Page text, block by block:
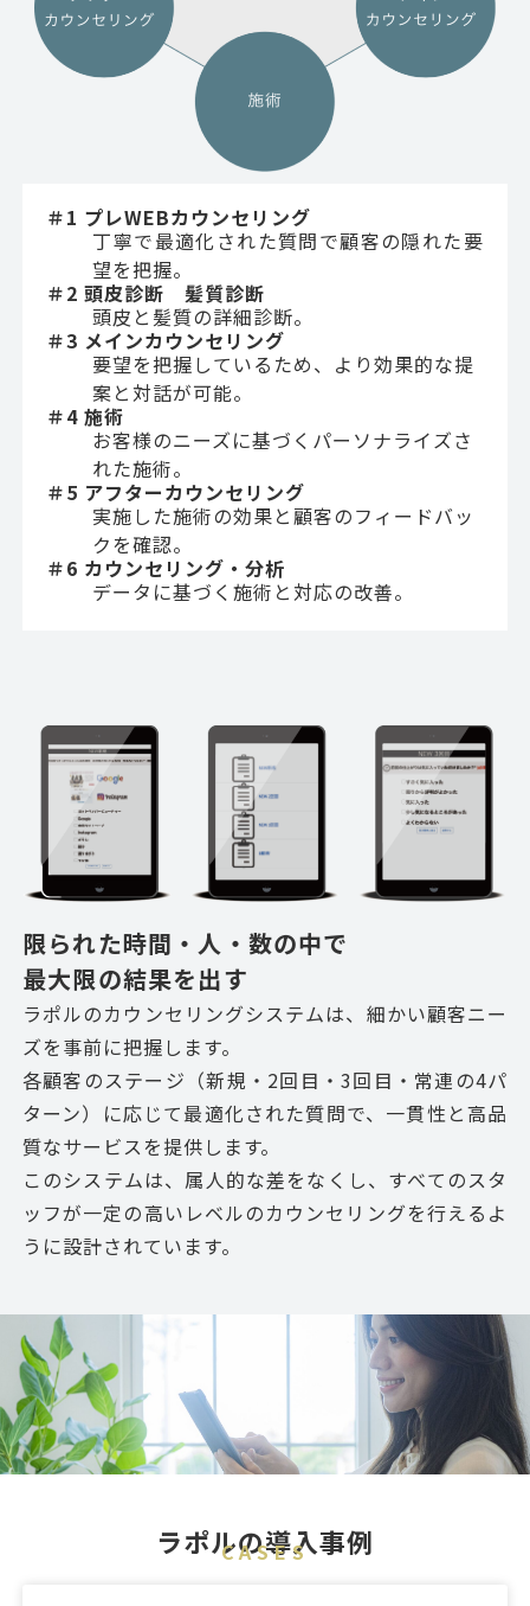
＃1 プレWEBカウンセリング
丁寧で最適化された質問で顧客の隠れた要
望を把握。
＃2 頭皮診断 髪質診断
頭皮と髪質の詳細診断。
＃3 メインカウンセリング
要望を把握しているため、より効果的な提
案と対話が可能。
＃4 施術
お客様のニーズに基づくパーソナライズさ
れた施術。
＃5 アフターカウンセリング
実施した施術の効果と顧客のフィードバッ
クを確認。
＃6 カウンセリング・分析
データに基づく施術と対応の改善。
限られた時間・人・数の中で
最大限の結果を出す
ラポルのカウンセリングシステムは、細かい顧客ニー
ズを事前に把握します。
各顧客のステージ（新規・2回目・3回目・常連の4パ
ターン）に応じて最適化された質問で、一貫性と高品
質なサービスを提供します。
このシステムは、属人的な差をなくし、すべてのスタ
ッフが一定の高いレベルのカウンセリングを行えるよ
うに設計されています。
ラポルの導入事例
CASES